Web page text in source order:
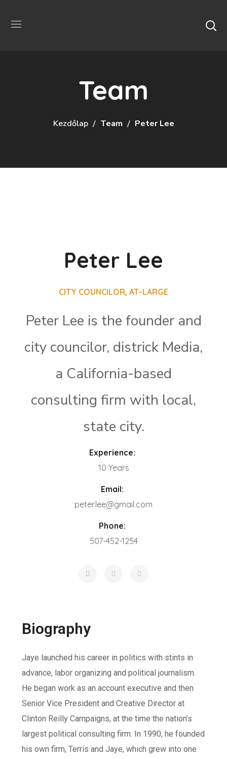
Team
Kezdőlap Team Peter Lee
Peter Lee
CITY COUNCILOR, AT-LARGE
Peter Lee is the founder and
city councilor, districk Media,
a California-based
consulting firm with local,
state city.
Experience:
10 Years
Email:
peter.lee@gmail.com
Phone:
507-452-1254
Biography
Jaye launched his career in politics with stints in
advance, labor organizing and political journalism.
He began work as an account executive and then
Senior Vice President and Creative Director at
Clinton Reilly Campaigns, at the time the nation’s
largest political consulting firm. In 1990, he founded
his own firm, Terris and Jaye, which grew into one